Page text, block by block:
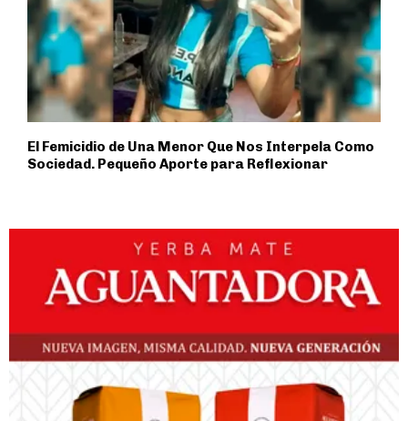
El Femicidio de Una Menor Que Nos Interpela Como
Sociedad. Pequeño Aporte para Reflexionar